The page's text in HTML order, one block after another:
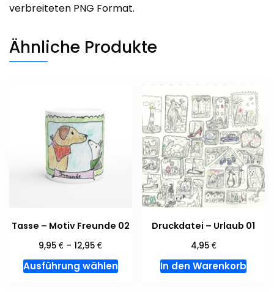
verbreiteten PNG Format.
Ähnliche Produkte
Tasse – Motiv Freunde 02
9,95€ –12,95€
Ausführung wählenDieses
Produkt
Druckdatei – Urlaub 01
4,95 €
In den Warenkorb